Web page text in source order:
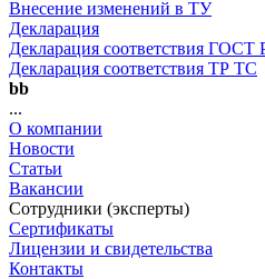
Внесение изменений в ТУ
Декларация
Декларация соответствия ГОСТ
Декларация соответствия ТР ТС
bb
...
О компании
Новости
Статьи
Вакансии
Сотрудники (эксперты)
Сертификаты
Лицензии и свидетельства
Контакты